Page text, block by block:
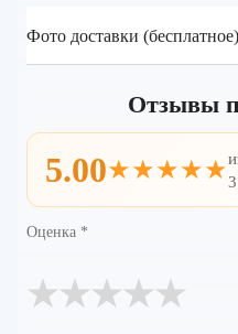
Фото доставки (бесплатное)
Отзывы
5.00★★★★★
Оценка *
★
★
★
★
★